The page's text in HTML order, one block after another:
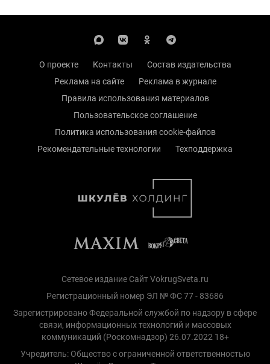
О проекте Контакты
Состав издательства
Реклама на сайте
Реклама в журнале
Правила использования материалов
Пользовательское соглашение
Политика использования cookie-файлов
Рекомендательные технологии
Техподдержка
Сетевое издание Сайт VokrugSveta.ru
Регистрационный номер ЭЛ № ФС 77 - 83686
Зарегистрировано Федеральной службой по надзору в сфере
связи, информационных технологий и массовых
коммуникаций (Роскомнадзор) 26.07.2022 18+
Учредитель: Общество с ограниченной ответственностью